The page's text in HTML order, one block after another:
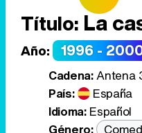
Título: La
Año: 1996 -
Cadena:Antena
País:
España
Idioma: Español
Género: